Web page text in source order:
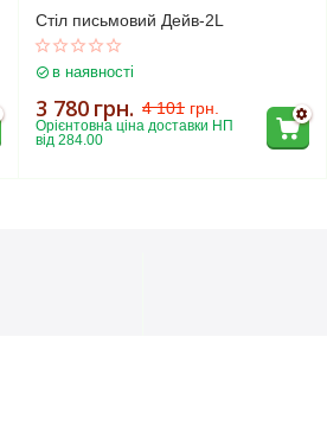
Стіл письмовий Дейв-2L
в наявності
4 101 грн.
3 780 грн.
Орієнтовна ціна доставки НП
від 284.00